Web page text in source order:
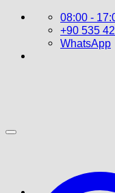
İçeriğe
08:00 -
+90 535
WhatsApp